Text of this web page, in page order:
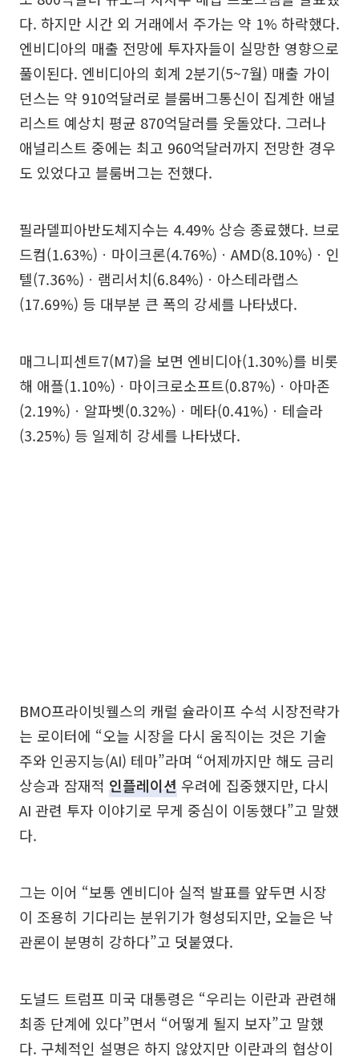
다. 하지만 시간 외 거래에서 주가는 약 1% 하락했다.
엔비디아의 매출 전망에 투자자들이 실망한 영향으로
풀이된다. 엔비디아의 회계 2분기(5~7월) 매출 가이
던스는 약 910억달러로 블룸버그통신이 집계한 애널
리스트 예상치 평균 870억달러를 웃돌았다. 그러나
애널리스트 중에는 최고 960억달러까지 전망한 경우
도 있었다고 블룸버그는 전했다.
필라델피아반도체지수는 4.49% 상승 종료했다. 브로
드컴(1.63%)ㆍ마이크론(4.76%)ㆍAMD(8.10%)ㆍ인
텔(7.36%)ㆍ램리서치(6.84%)ㆍ아스테라랩스
(17.69%) 등 대부분 큰 폭의 강세를 나타냈다.
매그니피센트7(M7)을 보면 엔비디아(1.30%)를 비롯
해 애플(1.10%)ㆍ마이크로소프트(0.87%)ㆍ아마존
(2.19%)ㆍ알파벳(0.32%)ㆍ메타(0.41%)ㆍ테슬라
(3.25%) 등 일제히 강세를 나타냈다.
BMO프라이빗웰스의 캐럴 슐라이프 수석 시장전략가
는 로이터에 “오늘 시장을 다시 움직이는 것은 기술
주와 인공지능(AI) 테마”라며 “어제까지만 해도 금리
상승과 잠재적 인플레이션 우려에 집중했지만, 다시
AI 관련 투자 이야기로 무게 중심이 이동했다”고 말했
다.
그는 이어 “보통 엔비디아 실적 발표를 앞두면 시장
이 조용히 기다리는 분위기가 형성되지만, 오늘은 낙
관론이 분명히 강하다”고 덧붙였다.
도널드 트럼프 미국 대통령은 “우리는 이란과 관련해
최종 단계에 있다”면서 “어떻게 될지 보자”고 말했
다. 구체적인 설명은 하지 않았지만 이란과의 협상이